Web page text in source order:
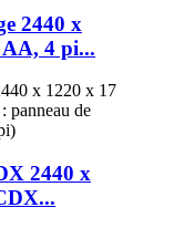
2440 x
4 pi...
2440 x